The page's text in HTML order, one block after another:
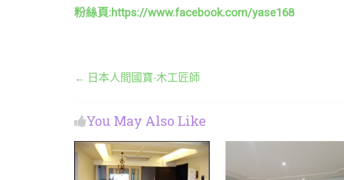
粉絲頁:https://www.facebook.com/yase168
← 日本人間國寶-木工匠師
You May Also Like